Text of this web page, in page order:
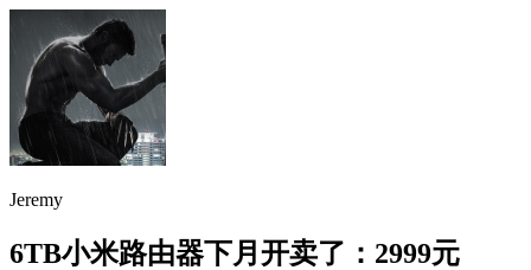
Jeremy
6TB小米路由器下月开卖了：2999元